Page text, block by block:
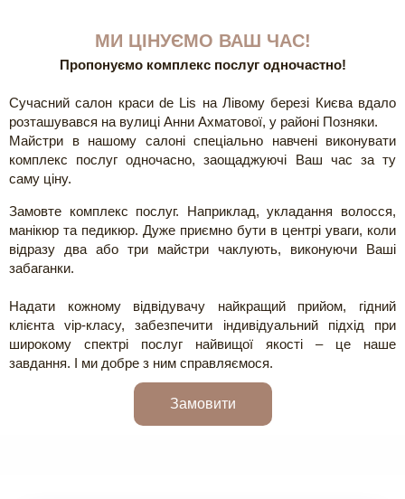
МИ ЦІНУЄМО ВАШ ЧАС!
Пропонуємо комплекс послуг одночастно!
Сучасний салон краси de Lis на Лівому березі Києва вдало
розташувався на вулиці Анни Ахматової, у районі Позняки.
Майстри в нашому салоні спеціально навчені виконувати
комплекс послуг одночасно, заощаджуючі Ваш час за ту
саму ціну.
Замовте комплекс послуг. Наприклад, укладання волосся,
манікюр та педикюр. Дуже приємно бути в центрі уваги, коли
відразу два або три майстри чаклують, виконуючи Ваші
забаганки.
Надати кожному відвідувачу найкращий прийом, гідний
клієнта vip-класу, забезпечити індивідуальний підхід при
широкому спектрі послуг найвищої якості – це наше
завдання. І ми добре з ним справляємося.
Замовити